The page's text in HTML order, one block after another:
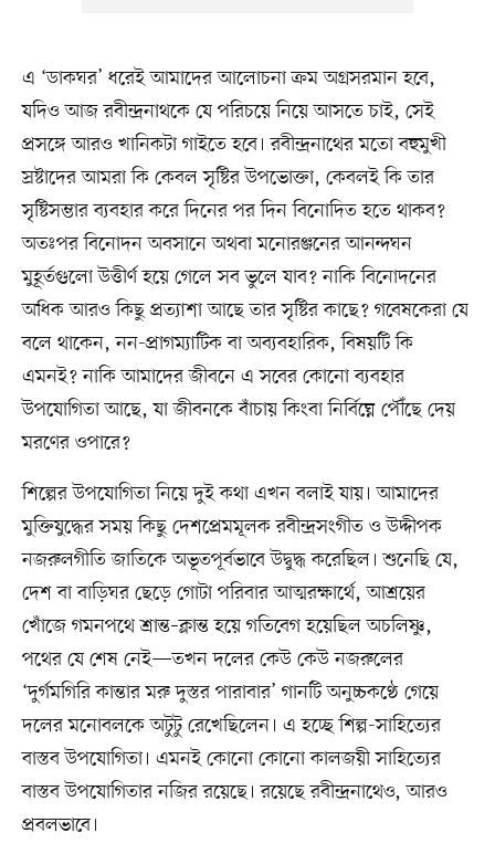
এ ‘ডাকঘর’ ধরেই আমাদের আলোচনা ক্রম অগ্রসরমান হবে,
যদিও আজ রবীন্দ্রনাথকে যে পরিচয়ে নিয়ে আসতে চাই, সেই
প্রসঙ্গে আরও খানিকটা গাইতে হবে। রবীন্দ্রনাথের মতো বহুমুখী
স্রষ্টাদের আমরা কি কেবল সৃষ্টির উপভোক্তা, কেবলই কি তার
সৃষ্টিসম্ভার ব্যবহার করে দিনের পর দিন বিনোদিত হতে থাকব?
অতঃপর বিনোদন অবসানে অথবা মনোরঞ্জনের আনন্দঘন
মুহূর্তগুলো উত্তীর্ণ হয়ে গেলে সব ভুলে যাব? নাকি বিনোদনের
অধিক আরও কিছু প্রত্যাশা আছে তার সৃষ্টির কাছে? গবেষকেরা যে
বলে থাকেন, নন-প্রাগম্যাটিক বা অব্যবহারিক, বিষয়টি কি
এমনই? নাকি আমাদের জীবনে এ সবের কোনো ব্যবহার
উপযোগিতা আছে, যা জীবনকে বাঁচায় কিংবা নির্বিঘ্নে পৌঁছে দেয়
মরণের ওপারে?
শিল্পের উপযোগিতা নিয়ে দুই কথা এখন বলাই যায়। আমাদের
মুক্তিযুদ্ধের সময় কিছু দেশপ্রেমমূলক রবীন্দ্রসংগীত ও উদ্দীপক
নজরুলগীতি জাতিকে অভূতপূর্বভাবে উদ্বুদ্ধ করেছিল। শুনেছি যে,
দেশ বা বাড়িঘর ছেড়ে গোটা পরিবার আত্মরক্ষার্থে, আশ্রয়ের
খোঁজে গমনপথে শ্রান্ত–ক্লান্ত হয়ে গতিবেগ হয়েছিল অচলিষ্ণু,
পথের যে শেষ নেই—তখন দলের কেউ কেউ নজরুলের
‘দুর্গমগিরি কান্তার মরু দুস্তর পারাবার’ গানটি অনুচ্চকণ্ঠে গেয়ে
দলের মনোবলকে অটুটু রেখেছিলেন। এ হচ্ছে শিল্প-সাহিত্যের
বাস্তব উপযোগিতা। এমনই কোনো কোনো কালজয়ী সাহিত্যের
বাস্তব উপযোগিতার নজির রয়েছে। রয়েছে রবীন্দ্রনাথেও, আরও
প্রবলভাবে।